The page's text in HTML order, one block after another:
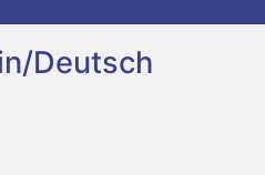
Deutsch